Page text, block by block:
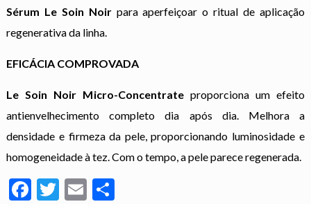
Sérum Le Soin Noir para aperfeiçoar o ritual de aplicação
regenerativa da linha.
EFICÁCIA COMPROVADA
Le Soin Noir Micro-Concentrateproporciona um efeito
antienvelhecimento completo dia após dia. Melhora a
densidade e firmeza da pele, proporcionando luminosidade e
homogeneidade à tez. Com o tempo, a pele parece regenerada.
Facebook
Twitter
Email